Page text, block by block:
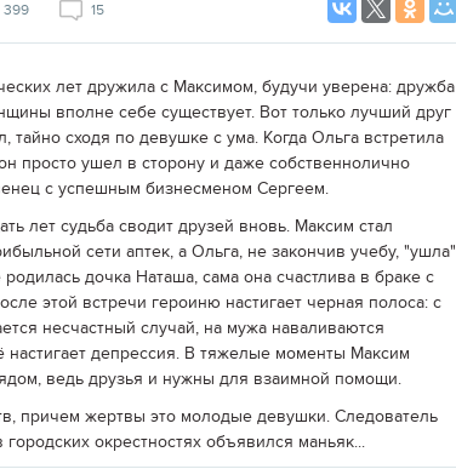
399 15
лет дружила с Максимом, будучи уверена: дружба
вполне себе существует. Вот только лучший друг
тайно сходя по девушке с ума. Когда Ольга встретила
просто ушел в сторону и даже собственнолично
с успешным бизнесменом Сергеем.
лет судьба сводит друзей вновь. Максим стал
сети аптек, а Ольга, не закончив учебу, "ушла"
дочка Наташа, сама она счастлива в браке с
этой встречи героиню настигает черная полоса: с
несчастный случай, на мужа наваливаются
настигает депрессия. В тяжелые моменты Максим
ведь друзья и нужны для взаимной помощи.
причем жертвы это молодые девушки. Следователь
окрестностях объявился маньяк...